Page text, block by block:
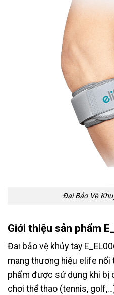
Đai Bảo Vệ
Giới thiệu sản phẩm
Đai bảo vệ khủy tay
mang thương hiệu elife nổi
phẩm được sử dụng khi bị
chơi thể thao (tennis,